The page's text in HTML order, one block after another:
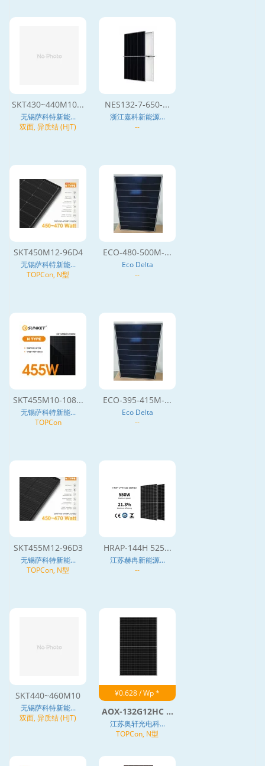
SKT430~440M10...
无锡萨科特新能...
双面, 异质结 (HJT)
NES132-7-650-...
浙江嘉科新能源...
--
SKT450M12-96D4
无锡萨科特新能...
TOPCon, N型
ECO-480-500M-...
Eco Delta
--
SKT455M10-108...
无锡萨科特新能...
TOPCon
ECO-395-415M-...
Eco Delta
--
SKT455M12-96D3
无锡萨科特新能...
TOPCon, N型
HRAP-144H 525...
江苏赫冉新能源...
--
SKT440~460M10
无锡萨科特新能...
双面, 异质结 (HJT)
¥0.628 / Wp *
AOX-132G12HC ...
江苏奥轩光电科...
TOPCon, N型